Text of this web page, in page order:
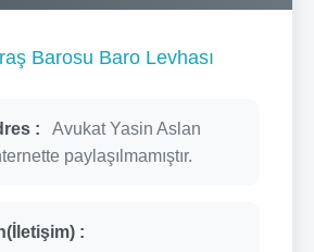
Barosu Baro Levhası
:
Avukat Yasin Aslan
paylaşılmamıştır.
: